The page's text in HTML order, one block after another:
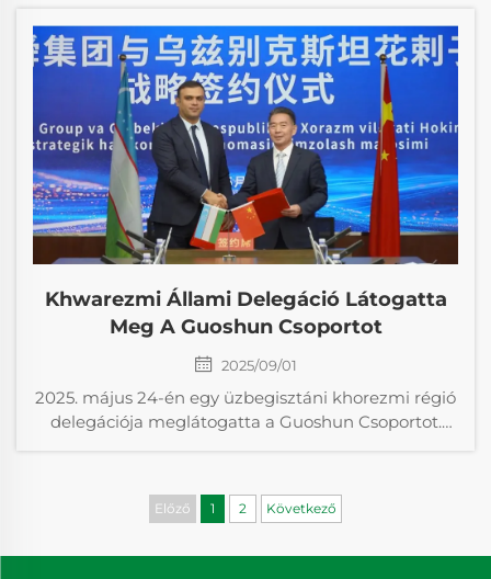
kínai cégként érte el ezt a tanúsítványt...
Khwarezmi Állami Delegáció Látogatta
Meg A Guoshun Csoportot
2025/09/01
2025. május 24-én egy üzbegisztáni khorezmi régió
delegációja meglátogatta a Guoshun Csoportot.
minisztere vett részt az eseményen. Sun Deshan, a
Guoshun ...
Előző 1 2 Következő